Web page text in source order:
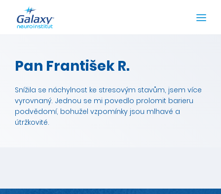
Pan František R.
Snížila se náchylnost ke stresovým stavům, jsem více
vyrovnaný. Jednou se mi povedlo prolomit barieru
podvědomí, bohužel vzpomínky jsou mlhavé a
útržkovité.